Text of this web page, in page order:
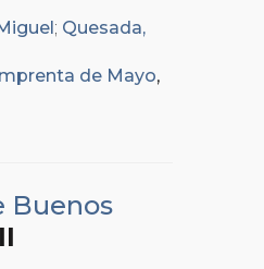
; Quesada,
Imprenta de Mayo,
Buenos